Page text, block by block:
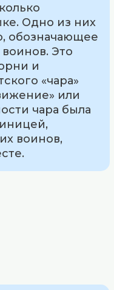
Одно из них
обозначающее
Это
и
«чара»
или
чара была
воинов,